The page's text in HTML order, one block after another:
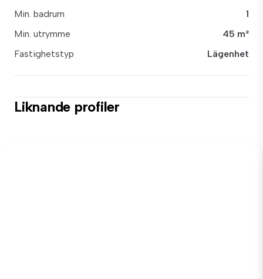
Min. badrum
1
Min. utrymme
45 m²
Fastighetstyp
Lägenhet
Liknande profiler